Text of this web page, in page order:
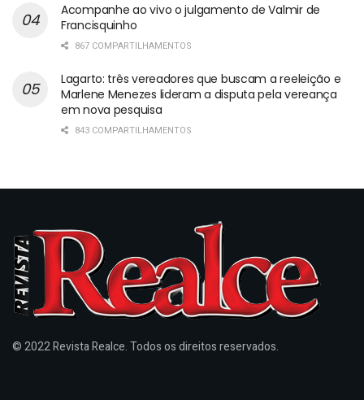
Acompanhe ao vivo o julgamento de Valmir de
Francisquinho
867 COMPARTILHAMENTOS
Lagarto: três vereadores que buscam a reeleição e
Marlene Menezes lideram a disputa pela vereança
em nova pesquisa
843 COMPARTILHAMENTOS
© 2022 Revista Realce. Todos os direitos reservados.